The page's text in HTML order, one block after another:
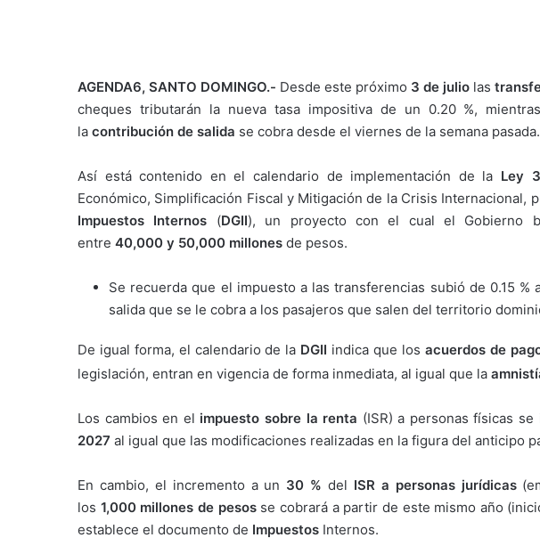
AGENDA6, SANTO DOMINGO.- Desde este próximo 3 de julio las
cheques tributarán la nueva tasa impositiva de un 0.20 %,
la contribución de salida se cobra desde el viernes de la semana pasada.
Así está contenido en el calendario de implementación de la Ley
Económico, Simplificación Fiscal y Mitigación de la Crisis Internacional,
Impuestos Internos (DGII), un proyecto con el cual el Gobierno
entre 40,000 y 50,000 millones de pesos.
Se recuerda que el impuesto a las transferencias subió de 0.15 %
salida que se le cobra a los pasajeros que salen del territorio
De igual forma, el calendario de la DGII indica que los acuerdos de
legislación, entran en vigencia de forma inmediata, al igual que la
Los cambios en el impuesto sobre la renta (ISR) a personas físicas
2027 al igual que las modificaciones realizadas en la figura del anticipo
En cambio, el incremento a un 30 % del ISR a personas jurídicas
los 1,000 millones de pesosse cobrará a partir de este mismo año
establece el documento de Impuestos Internos.